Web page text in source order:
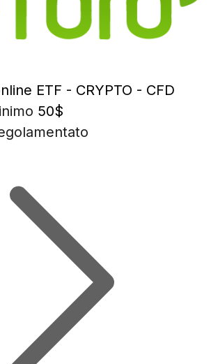
ETF - CRYPTO - CFD
50$